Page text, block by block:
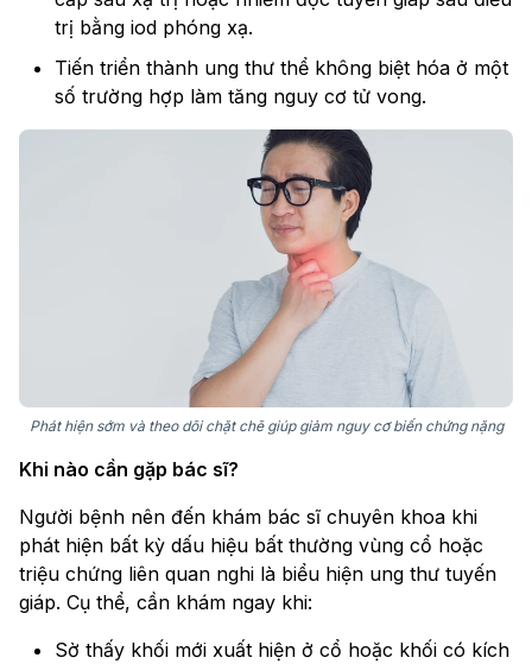
trị bằng iod phóng xạ.
Tiến triển thành ung thư thể không biệt hóa ở một
số trường hợp làm tăng nguy cơ tử vong.
Phát hiện sớm và theo dõi chặt chẽ giúp giảm nguy cơ biến chứng nặng
Khi nào cần gặp bác sĩ?
Người bệnh nên đến khám bác sĩ chuyên khoa khi
phát hiện bất kỳ dấu hiệu bất thường vùng cổ hoặc
triệu chứng liên quan nghi là biểu hiện ung thư tuyến
giáp. Cụ thể, cần khám ngay khi:
Sờ thấy khối mới xuất hiện ở cổ hoặc khối có kích